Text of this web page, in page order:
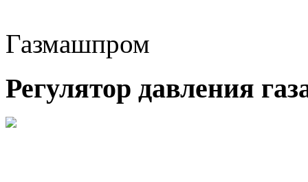
Газмашпром
Регулятор давления